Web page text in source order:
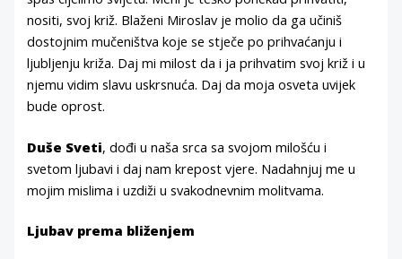
nositi, svoj križ. Blaženi Miroslav je molio da ga učiniš
dostojnim mučeništva koje se stječe po prihvaćanju i
ljubljenju križa. Daj mi milost da i ja prihvatim svoj križ i u
njemu vidim slavu uskrsnuća. Daj da moja osveta uvijek
bude oprost.
Duše Sveti, dođi u naša srca sa svojom milošću i
svetom ljubavi i daj nam krepost vjere. Nadahnjuj me u
mojim mislima i uzdiži u svakodnevnim molitvama.
Ljubav prema bliženjem